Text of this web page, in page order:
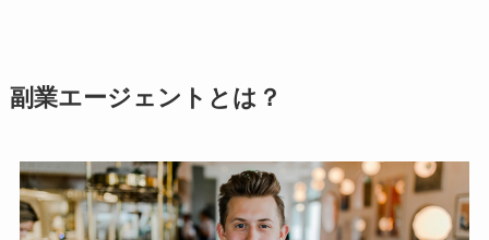
副業エージェントとは？